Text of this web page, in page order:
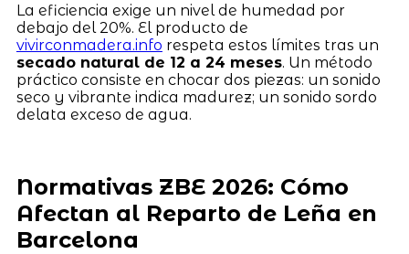
La eficiencia exige un nivel de humedad por
debajo del 20%. El producto de
vivirconmadera.info respeta estos límites tras un
secado natural de 12 a 24 meses. Un método
práctico consiste en chocar dos piezas: un sonido
seco y vibrante indica madurez; un sonido sordo
delata exceso de agua.
Normativas ZBE 2026: Cómo
Afectan al Reparto de Leña en
Barcelona